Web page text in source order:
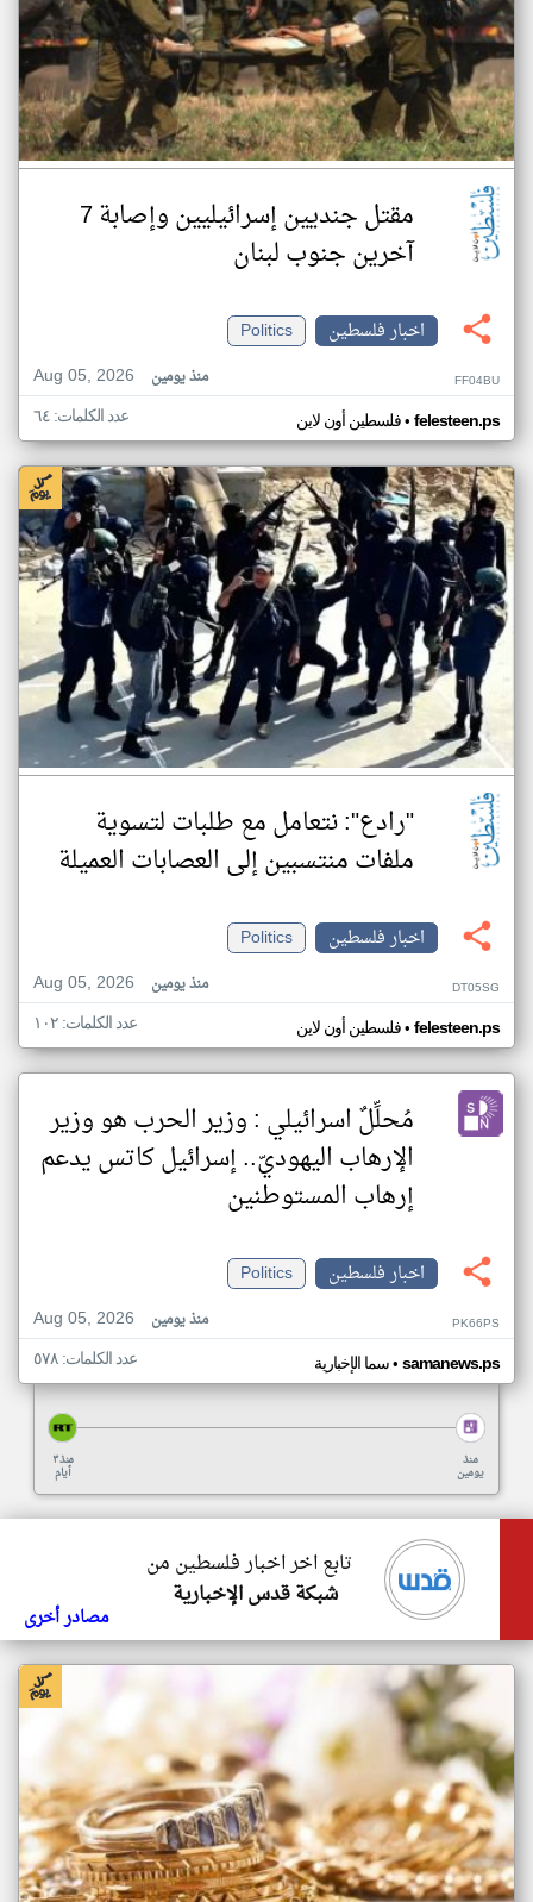
مقتل جنديين إسرائيليين وإصابة 7
آخرين جنوب لبنان
اخبار فلسطين
Politics
Aug 05, 2026
منذ يومين FF04BU
فلسطين أون لاين• felesteen.ps عدد الكلمات: ٦٤
"رادع": نتعامل مع طلبات لتسوية
ملفات منتسبين إلى العصابات العميلة
اخبار فلسطين
Politics
Aug 05, 2026
منذ يومين DT05SG
فلسطين أون لاين• felesteen.ps عدد الكلمات: ١٠٢
مُحلِّلٌ اسرائيلي : وزير الحرب هو وزير
الإرهاب اليهوديّ.. إسرائيل كاتس يدعم
إرهاب المستوطنين
اخبار فلسطين
Politics
Aug 05, 2026
منذ يومين PK66PS
سما الإخبارية• samanews.ps عدد الكلمات: ٥٧٨
منذ ٣
أيام
منذ
يومين
تابع اخر اخبار فلسطين من
شبكة قدس الإخبارية
مصادر أخرى